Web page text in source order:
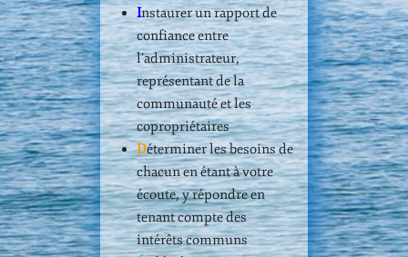
Instaurer un rapport de
confiance entre
l’administrateur,
représentant de la
communauté et les
copropriétaires
Déterminer les besoins de
chacun en étant à votre
écoute, y répondre en
tenant compte des
intérêts communs